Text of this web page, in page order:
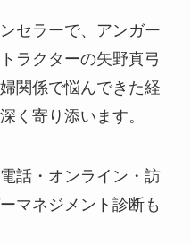
セラーで、アンガー
ラクターの矢野真弓
関係で悩んできた経
く寄り添います。
話・オンライン・訪
マネジメント診断も